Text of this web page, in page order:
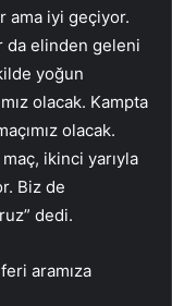
ama iyi geçiyor.
da elinden geleni
yoğun
olacak. Kampta
olacak.
ikinci yarıyla
Biz de
dedi.
aramıza